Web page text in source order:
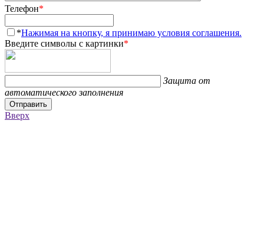
Телефон*
*Нажимая на кнопку, я принимаю условия соглашения.
Введите символы с картинки*
Защита от
автоматического заполнения
Отправить
Вверх